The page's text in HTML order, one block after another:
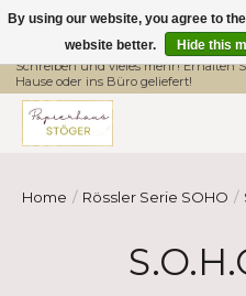
Hier finden Sie hochwertige Produkte
Schreiben und vieles mehr! Erhalten
Hause oder ins Büro geliefert!
Home / Rössler Serie SOHO /
By using our website, you agree to
website better.
Hide this